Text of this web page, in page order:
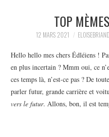
LA RÉDACTION
TOP
12 MARS 2021 ELOISEBRIAND
Hello hello mes chers Édléiens !
en plus incertain ? Mmm oui, ce
ces temps là, n’est-ce pas ? De
parler futur, grande carrière et
vers le futur. Allons, bon, il est